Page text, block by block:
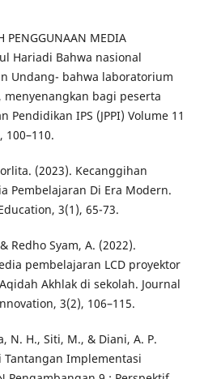
PENGGUNAAN MEDIA
Hariadi Bahwa nasional
Undang- bahwa laboratorium
bagi peserta
Pendidikan IPS (JPPI) Volume 11
100–110.
(2023). Kecanggihan
Pembelajaran Di Era Modern.
3(1), 65-73.
Redho Syam, A. (2022).
pembelajaran LCD proyektor
Akhlak di sekolah. Journal
3(2), 106–115.
N. H., Siti, M., & Diani, A. P.
Tantangan Implementasi